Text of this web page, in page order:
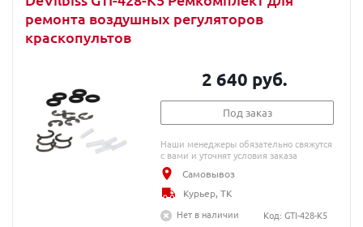
ремонта воздушных регуляторов
краскопультов
2 640 руб.
Под заказ
Наши менеджеры обязательно свяжутся
с вами и уточнят условия заказа
Самовывоз
Курьер, ТК
Нет в наличии
Код: GTI-428-K5